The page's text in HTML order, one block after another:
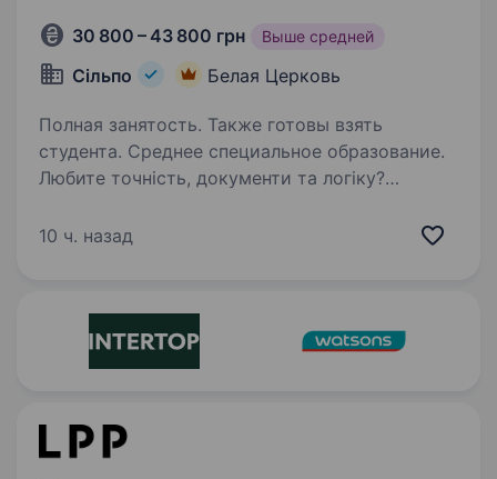
30 800 – 43 800 грн Выше средней
Сільпо Белая Церковь
Полная занятость. Также готовы взять
студента. Среднее специальное образование.
Любите точність, документи та логіку?
хто зустрічає товар у магазині. Що потрібно
систему Стежити…
10 ч. назад